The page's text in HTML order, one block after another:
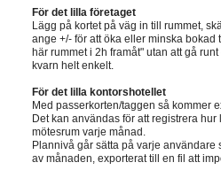
För det lilla företaget
Lägg på kortet på väg in till rummet,
ange +/- för att öka eller minska
här rummet i 2h framåt" utan att gå
kvarn helt enkelt.
För det lilla kontorshotellet
Med passerkorten/taggen så kommer
Det kan användas för att registrera
mötesrum varje månad.
Plannivå går sätta på varje
av månaden, exporterat till en fil att